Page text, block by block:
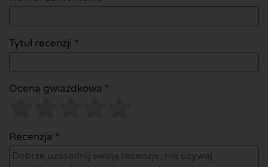
Tytuł recenzji *
Ocena gwiazdkowa *
Recenzja *